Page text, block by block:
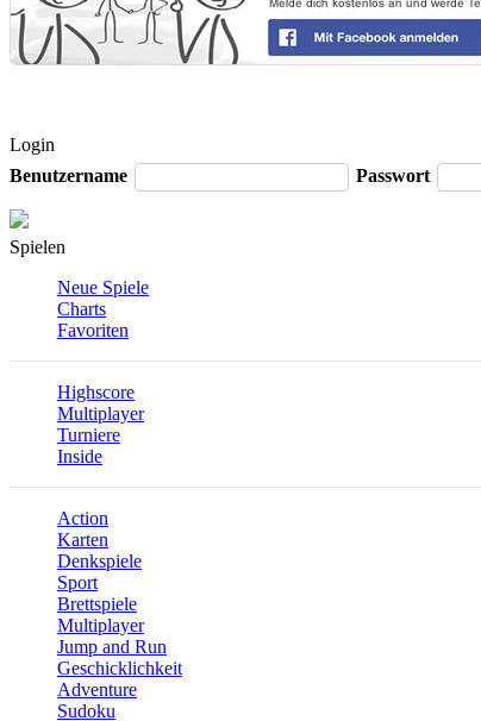
Login
Benutzername
Passwort
Spielen
Neue Spiele
Charts
Favoriten
Highscore
Multiplayer
Turniere
Inside
Action
Karten
Denkspiele
Sport
Brettspiele
Multiplayer
Jump and Run
Geschicklichkeit
Adventure
Sudoku